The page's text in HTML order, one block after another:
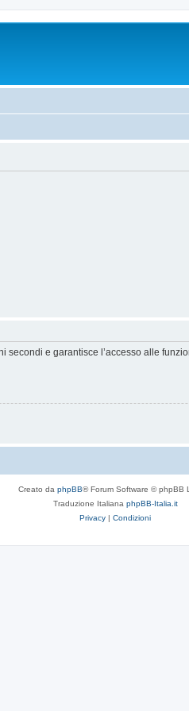
e garantisce l’accesso alle
Creato da phpBB® Forum Software © phpBB
Traduzione Italiana phpBB-Italia.it
Privacy | Condizioni